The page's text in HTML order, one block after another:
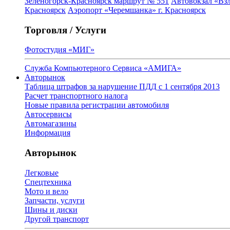
Красноярск Аэропорт «Черемшанка» г. Красноярск
Торговля / Услуги
Фотостудия «МИГ»
Служба Компьютерного Сервиса «АМИГА»
Авторынок
Таблица штрафов за нарушение ПДД с 1 сентября 2013
Расчет транспортного налога
Новые правила регистрации автомобиля
Автосервисы
Автомагазины
Информация
Авторынок
Легковые
Спецтехника
Мото и вело
Запчасти, услуги
Шины и диски
Другой транспорт